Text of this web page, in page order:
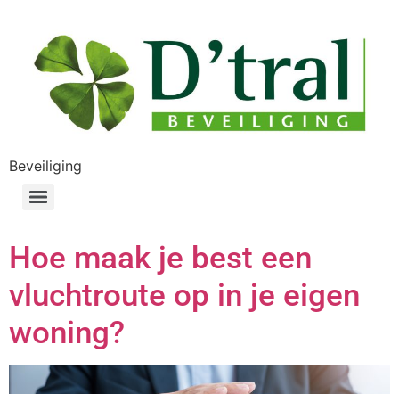
Beveiliging
Hoe maak je best een
vluchtroute op in je eigen
woning?